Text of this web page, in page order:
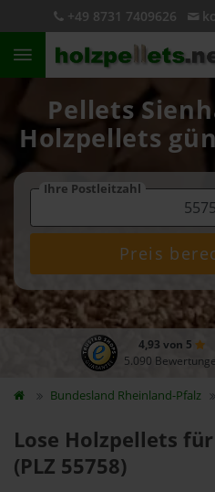
+49 8731 7409626
Pellets
Holzpellets
Ihre Postleitzahl
Preis
4,93 von 5
5.090
Bundesland Rheinland-Pfalz
Lose Holzpellets
(PLZ 55758)